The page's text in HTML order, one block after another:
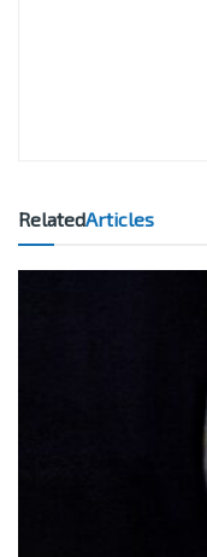
RelatedArticles